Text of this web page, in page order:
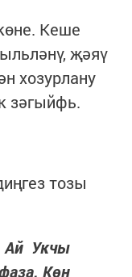
Кеше
җәяү
хозурлану
зәгыйфь.
тозы
Ай Укчы
Көн